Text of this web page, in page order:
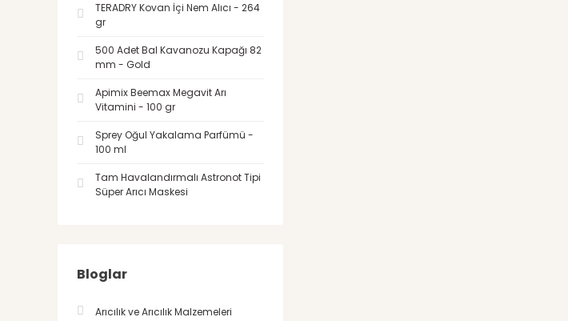
TERADRY Kovan İçi Nem Alıcı - 264
gr
500 Adet Bal Kavanozu Kapağı 82
mm - Gold
Apimix Beemax Megavit Arı
Vitamini - 100 gr
Sprey Oğul Yakalama Parfümü -
100 ml
Tam Havalandırmalı Astronot Tipi
Süper Arıcı Maskesi
Bloglar
Arıcılık ve Arıcılık Malzemeleri